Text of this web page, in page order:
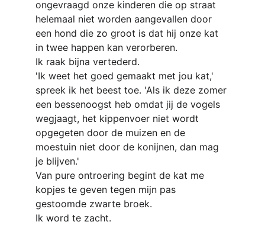
ongevraagd onze kinderen die op straat
helemaal niet worden aangevallen door
een hond die zo groot is dat hij onze kat
in twee happen kan verorberen.
Ik raak bijna vertederd.
'Ik weet het goed gemaakt met jou kat,'
spreek ik het beest toe. 'Als ik deze zomer
een bessenoogst heb omdat jij de vogels
wegjaagt, het kippenvoer niet wordt
opgegeten door de muizen en de
moestuin niet door de konijnen, dan mag
je blijven.'
Van pure ontroering begint de kat me
kopjes te geven tegen mijn pas
gestoomde zwarte broek.
Ik word te zacht.